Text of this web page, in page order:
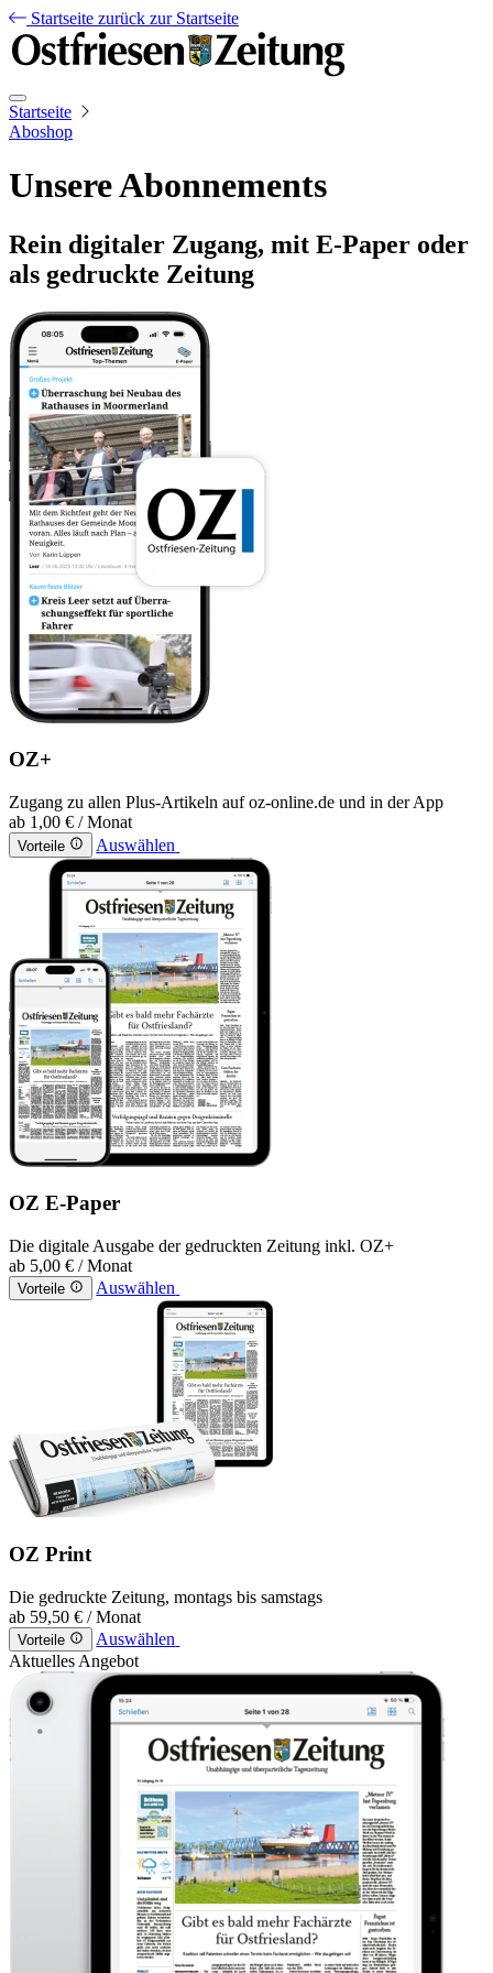
Startseite zurück zur Startseite
Startseite
Aboshop
Unsere Abonnements
Rein digitaler Zugang, mit E-Paper oder
als gedruckte Zeitung
OZ+
Zugang zu allen Plus-Artikeln auf oz-online.de und in der App
ab 1,00 € / Monat
Vorteile Auswählen
OZ E-Paper
Die digitale Ausgabe der gedruckten Zeitung inkl. OZ+
ab 5,00 € / Monat
Vorteile Auswählen
OZ Print
Die gedruckte Zeitung, montags bis samstags
ab 59,50 € / Monat
Vorteile
Auswählen
Aktuelles Angebot